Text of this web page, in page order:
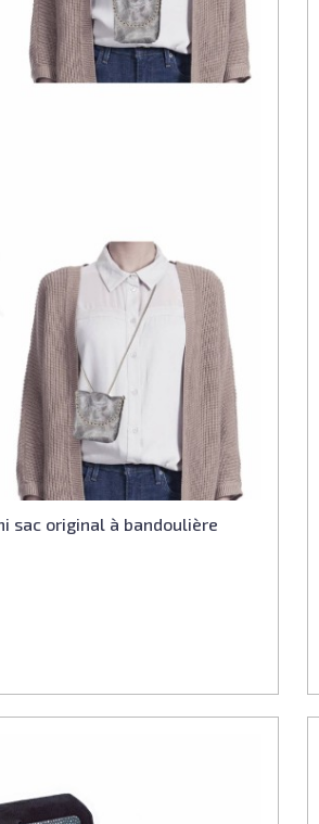
sac original à bandoulière